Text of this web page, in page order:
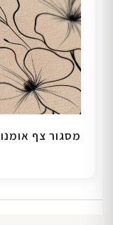
מסגור צף